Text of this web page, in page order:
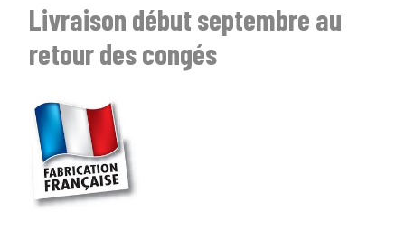
Livraison début septembre au
retour des congés